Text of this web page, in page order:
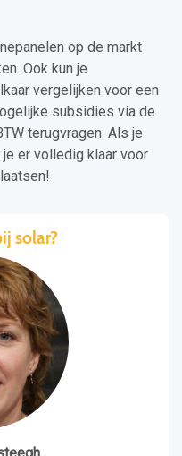
op de markt
Ook kun je
vergelijken voor een
subsidies via de
terugvragen. Als je
er volledig klaar voor
solar?